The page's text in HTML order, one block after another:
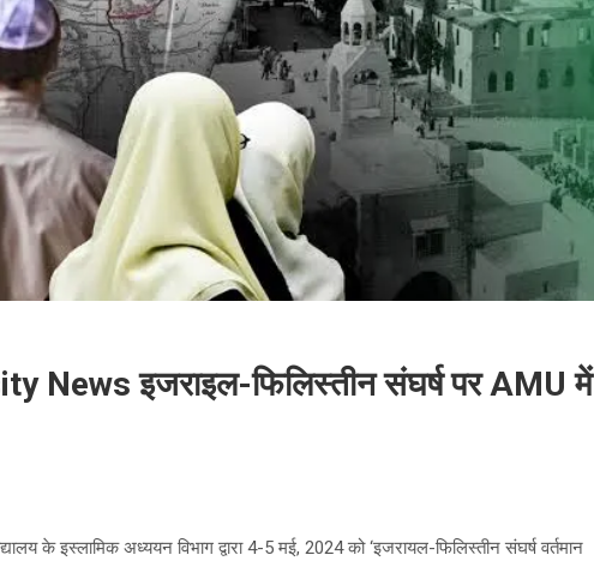
इजराइल-फिलिस्तीन संघर्ष पर AMU में
के इस्लामिक अध्ययन विभाग द्वारा 4-5 मई, 2024 को ‘इजरायल-फिलिस्तीन संघर्ष वर्तमान